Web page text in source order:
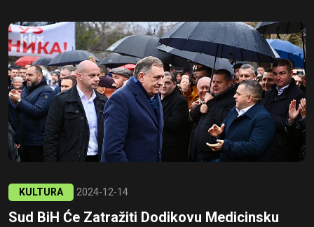
KULTURA 2024-12-14
Sud BiH Će Zatražiti Dodikovu Medicinsku